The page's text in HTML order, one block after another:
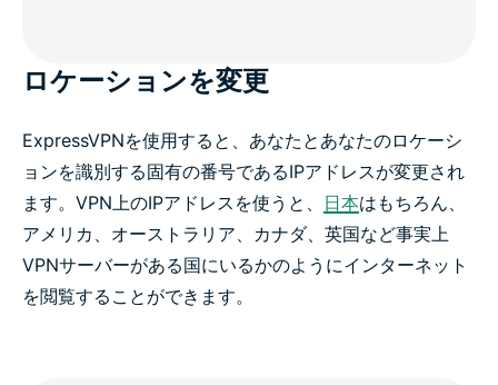
ロケーションを変更
ExpressVPNを使用すると、あなたとあなたのロケーシ
ョンを識別する固有の番号であるIPアドレスが変更され
ます。VPN上のIPアドレスを使うと、 日本はもちろん、
アメリカ、オーストラリア、カナダ、英国など事実上
VPNサーバーがある国にいるかのようにインターネット
を閲覧することができます。